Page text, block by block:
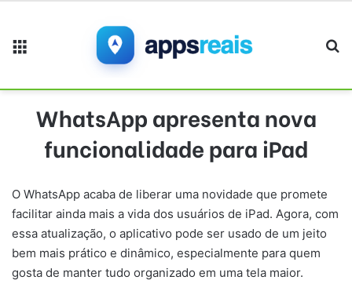
WhatsApp apresenta nova
funcionalidade para iPad
O WhatsApp acaba de liberar uma novidade que promete
facilitar ainda mais a vida dos usuários de iPad. Agora, com
essa atualização, o aplicativo pode ser usado de um jeito
bem mais prático e dinâmico, especialmente para quem
gosta de manter tudo organizado em uma tela maior.